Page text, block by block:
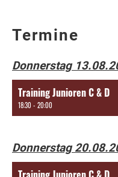
Termine
Donnerstag
Training Junioren C & D
18:30 - 20:00
Donnerstag